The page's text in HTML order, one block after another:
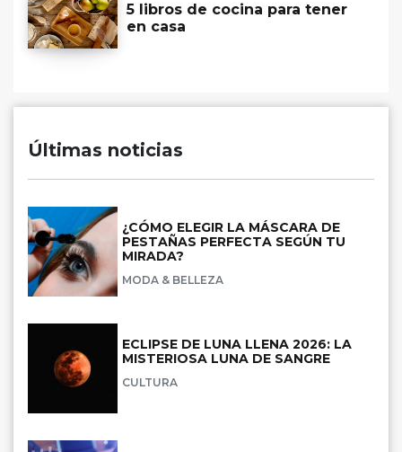
5 libros de cocina para tener
en casa
Últimas noticias
¿CÓMO ELEGIR LA MÁSCARA DE
PESTAÑAS PERFECTA SEGÚN TU
MIRADA?
MODA & BELLEZA
ECLIPSE DE LUNA LLENA 2026: LA
MISTERIOSA LUNA DE SANGRE
CULTURA